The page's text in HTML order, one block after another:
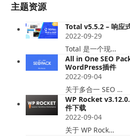
主题资源
Total v5.5.2 – 响应
2022-09-29
Total 是一个现…
All in One SEO
WordPress插件
2022-09-04
关于多合一 SEO …
WP Rocket
件下载
2022-09-04
关于 WP Rock…